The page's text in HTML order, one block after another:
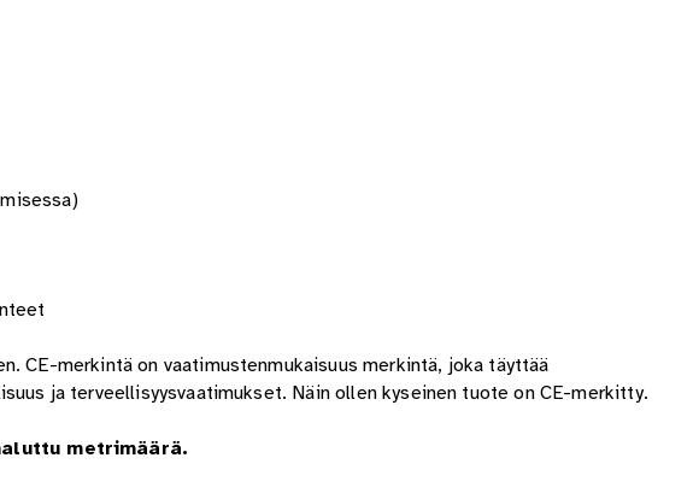
CE-merkintä on vaatimustenmukaisuus merkintä, joka täyttää
ja terveellisyysvaatimukset. Näin ollen kyseinen tuote on CE-merkitty.
metrimäärä.